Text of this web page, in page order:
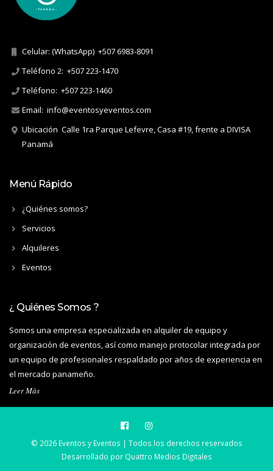
Celular: (WhatsApp) +507 6983-8091
Teléfono 2: +507 223-1470
Teléfono: +507 223-1460
Email: info@eventosyeventos.com
Ubicación Calle 1ra Parque Lefevre, Casa #19, frente a DIVISA
Panamá
Menú Rápido
¿Quiénes somos?
Servicios
Alquileres
Eventos
¿ Quiénes Somos ?
Somos una empresa especializada en alquiler de equipo y
organización de eventos, así como manejo protocolar integrada por
un equipo de profesionales respaldado por años de experiencia en
el mercado panameño.
Leer Más
© 2026 Eventos y Eventos | Todos los derechos reservados
Desarrollado por Quattro Medios Digitales